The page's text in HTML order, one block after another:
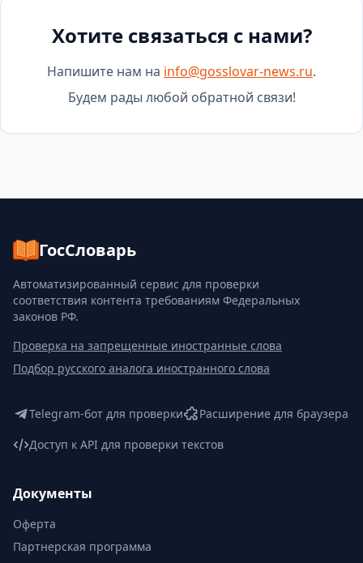
Хотите связаться с нами?
Напишите нам на info@gosslovar-news.ru.
Будем рады любой обратной связи!
ГосСловарь
Автоматизированный сервис для проверки
соответствия контента требованиям Федеральных
законов РФ.
Проверка на запрещенные иностранные слова
Подбор русского аналога иностранного слова
Telegram-бот для проверки
Расширение для браузера
Доступ к API для проверки текстов
Документы
Оферта
Партнерская программа